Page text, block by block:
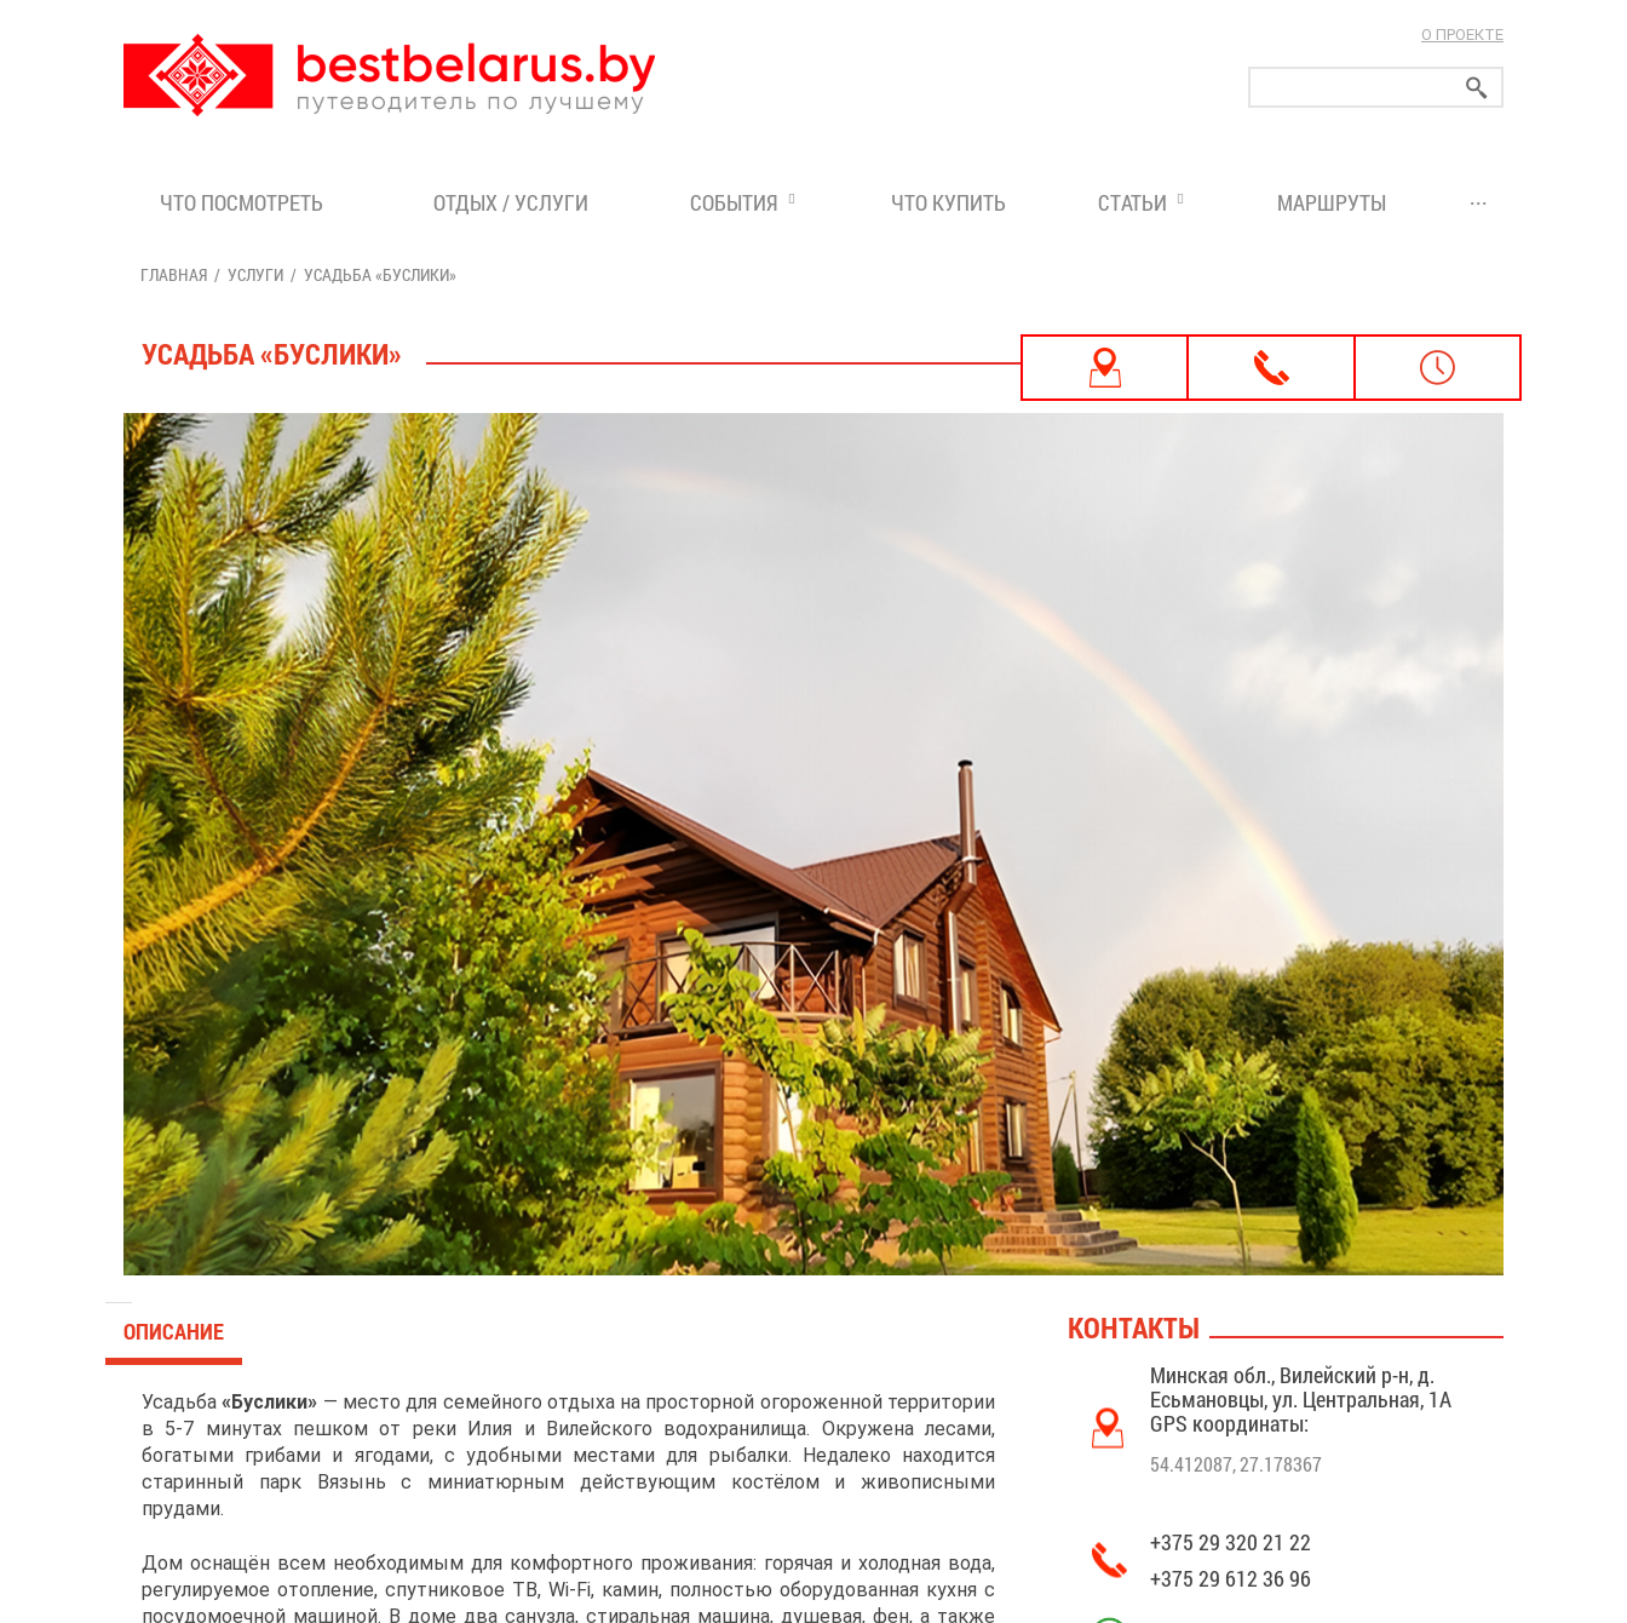
О ПРОЕКТЕ
ЧТО ПОСМОТРЕТЬ ОТДЫХ / УСЛУГИ СОБЫТИЯ ЧТО КУПИТЬ СТАТЬИ МАРШРУТЫ ...
ГЛАВНАЯ УСЛУГИ УСАДЬБА «БУСЛИКИ»
УСАДЬБА «БУСЛИКИ»
ОПИСАНИЕ
Усадьба«Буслики» — место для семейного отдыха на просторной огороженной территории
в 5-7 минутах пешком от реки Илия и Вилейского водохранилища. Окружена лесами,
богатыми грибами и ягодами, с удобными местами для рыбалки. Недалеко находится
старинный парк Вязынь с миниатюрным действующим костёлом и живописными
прудами.
Дом оснащён всем необходимым для комфортного проживания: горячая и холодная вода,
регулируемое отопление, спутниковое ТВ, Wi-Fi, камин, полностью оборудованная кухня с
посудомоечной машиной. В доме два санузла, стиральная машина, душевая, фен, а также
КОНТАКТЫ
Минская обл., Вилейский р-н, д.
Есьмановцы, ул. Центральная, 1А
GPS координаты:
54.412087, 27.178367
+375 29 320 21 22
+375 29 612 36 96